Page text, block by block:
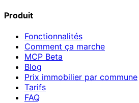
Produit
Fonctionnalités
Comment ça marche
MCP Beta
Blog
Prix immobilier par commune
Tarifs
FAQ